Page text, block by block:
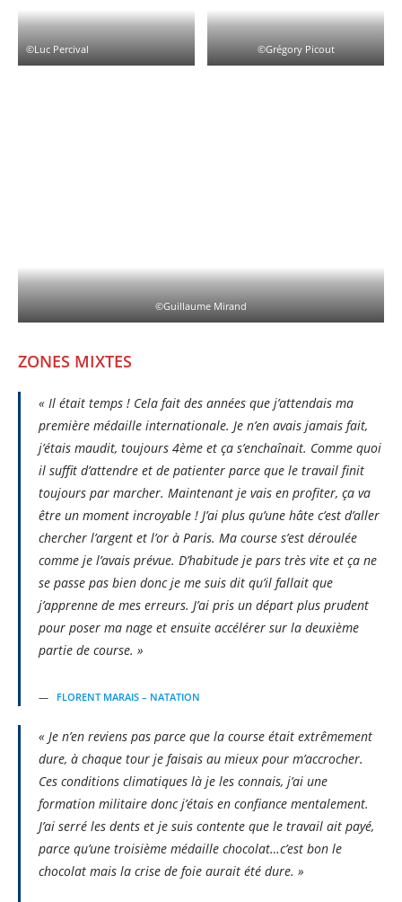
©Luc Percival ©Grégory Picout
©Guillaume Mirand
ZONES MIXTES
« Il était temps ! Cela fait des années que j’attendais ma
première médaille internationale. Je n’en avais jamais fait,
j’étais maudit, toujours 4ème et ça s’enchaînait. Comme quoi
il suffit d’attendre et de patienter parce que le travail finit
toujours par marcher. Maintenant je vais en profiter, ça va
être un moment incroyable ! J’ai plus qu’une hâte c’est d’aller
chercher l’argent et l’or à Paris. Ma course s’est déroulée
comme je l’avais prévue. D’habitude je pars très vite et ça ne
se passe pas bien donc je me suis dit qu’il fallait que
j’apprenne de mes erreurs. J’ai pris un départ plus prudent
pour poser ma nage et ensuite accélérer sur la deuxième
partie de course. »
FLORENT MARAIS – NATATION
« Je n’en reviens pas parce que la course était extrêmement
dure, à chaque tour je faisais au mieux pour m’accrocher.
Ces conditions climatiques là je les connais, j’ai une
formation militaire donc j’étais en confiance mentalement.
J’ai serré les dents et je suis contente que le travail ait payé,
parce qu’une troisième médaille chocolat…c’est bon le
chocolat mais la crise de foie aurait été dure. »